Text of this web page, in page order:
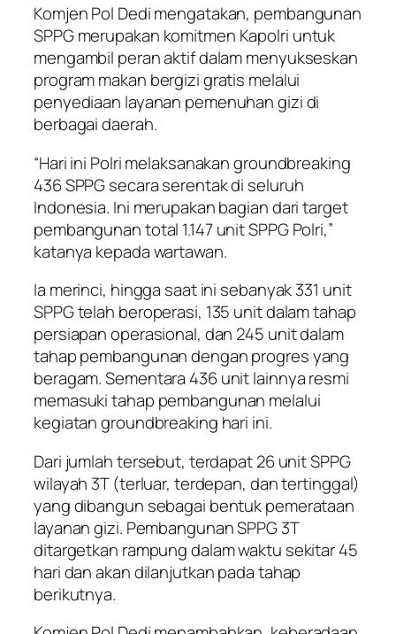
Komjen Pol Dedi mengatakan, pembangunan
SPPG merupakan komitmen Kapolri untuk
mengambil peran aktif dalam menyukseskan
program makan bergizi gratis melalui
penyediaan layanan pemenuhan gizi di
berbagai daerah.
“Hari ini Polri melaksanakan groundbreaking
436 SPPG secara serentak di seluruh
Indonesia. Ini merupakan bagian dari target
pembangunan total 1.147 unit SPPG Polri,”
katanya kepada wartawan.
Ia merinci, hingga saat ini sebanyak 331 unit
SPPG telah beroperasi, 135 unit dalam tahap
persiapan operasional, dan 245 unit dalam
tahap pembangunan dengan progres yang
beragam. Sementara 436 unit lainnya resmi
memasuki tahap pembangunan melalui
kegiatan groundbreaking hari ini.
Dari jumlah tersebut, terdapat 26 unit SPPG
wilayah 3T (terluar, terdepan, dan tertinggal)
yang dibangun sebagai bentuk pemerataan
layanan gizi. Pembangunan SPPG 3T
ditargetkan rampung dalam waktu sekitar 45
hari dan akan dilanjutkan pada tahap
berikutnya.